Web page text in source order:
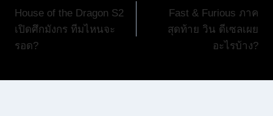
เรื่อง
House of the Dragon S2
เปิดศึกมังกร ทีมไหนจะ
รอด?
Fast & Furious ภาค
สุดท้าย วิน ดีเซลเผย
อะไรบ้าง?